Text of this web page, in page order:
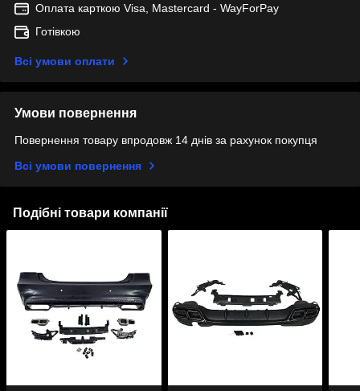
Оплата карткою Visa, Mastercard - WayForPay
Готівкою
Всі умови оплати
Умови повернення
Повернення товару впродовж 14 днів за рахунок покупця
Всі умови повернення
Подібні товари компанії